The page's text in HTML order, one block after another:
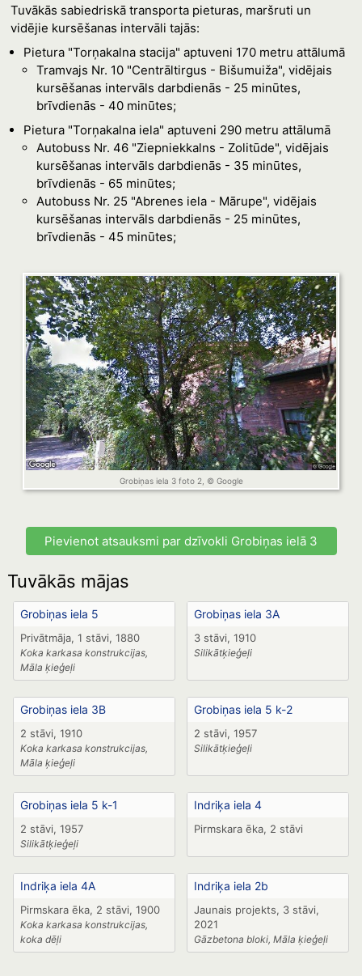
Tuvākās sabiedriskā transporta pieturas, maršruti un
vidējie kursēšanas intervāli tajās:
Pietura "Torņakalna stacija" aptuveni 170 metru attālumā
Tramvajs Nr. 10 "Centrāltirgus - Bišumuiža", vidējais
kursēšanas intervāls darbdienās - 25 minūtes,
brīvdienās - 40 minūtes;
Pietura "Torņakalna iela" aptuveni 290 metru attālumā
Autobuss Nr. 46 "Ziepniekkalns - Zolitūde", vidējais
kursēšanas intervāls darbdienās - 35 minūtes,
brīvdienās - 65 minūtes;
Autobuss Nr. 25 "Abrenes iela - Mārupe", vidējais
kursēšanas intervāls darbdienās - 25 minūtes,
brīvdienās - 45 minūtes;
Grobiņas iela 3 foto 2, © Google
Pievienot atsauksmi par dzīvokli Grobiņas ielā 3
Tuvākās mājas
Grobiņas iela 5
Privātmāja, 1 stāvi, 1880
Koka karkasa konstrukcijas,
Māla ķieģeļi
Grobiņas iela 3A
3 stāvi, 1910
Silikātķieģeļi
Grobiņas iela 3B
2 stāvi, 1910
Koka karkasa konstrukcijas,
Māla ķieģeļi
Grobiņas iela 5 k-2
2 stāvi, 1957
Silikātķieģeļi
Grobiņas iela 5 k-1
2 stāvi, 1957
Silikātķieģeļi
Indriķa iela 4
Pirmskara ēka, 2 stāvi
Indriķa iela 4A
Pirmskara ēka, 2 stāvi, 1900
Koka karkasa konstrukcijas,
koka dēļi
Indriķa iela 2b
Jaunais projekts, 3 stāvi,
2021
Gāzbetona bloki, Māla ķieģeļi